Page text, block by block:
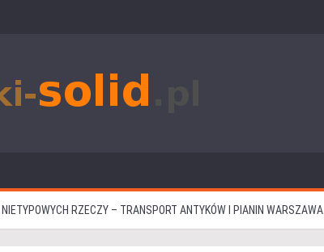
RZECZY – TRANSPORT ANTYKÓW I PIANIN WARSZAWA.